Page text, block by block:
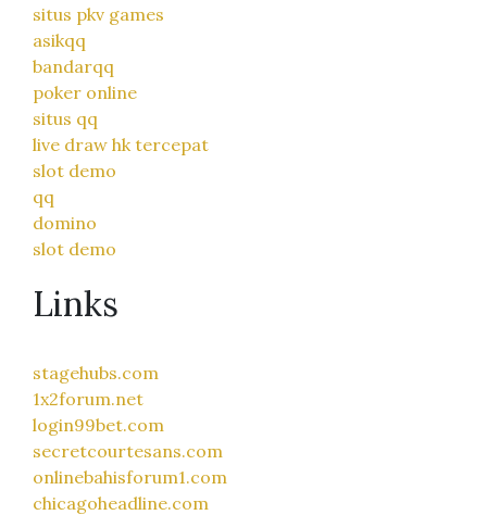
situs pkv games
asikqq
bandarqq
poker online
situs qq
live draw hk tercepat
slot demo
qq
domino
slot demo
Links
stagehubs.com
1x2forum.net
login99bet.com
secretcourtesans.com
onlinebahisforum1.com
chicagoheadline.com